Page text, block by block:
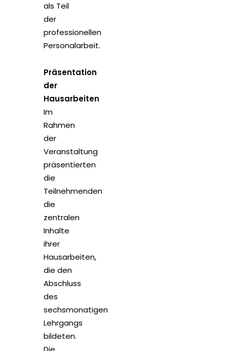
als Teil
der
professionellen
Personalarbeit.
Präsentation
der
Hausarbeiten
Im
Rahmen
der
Veranstaltung
präsentierten
die
Teilnehmenden
die
zentralen
Inhalte
ihrer
Hausarbeiten,
die den
Abschluss
des
sechsmonatigen
Lehrgangs
bildeten.